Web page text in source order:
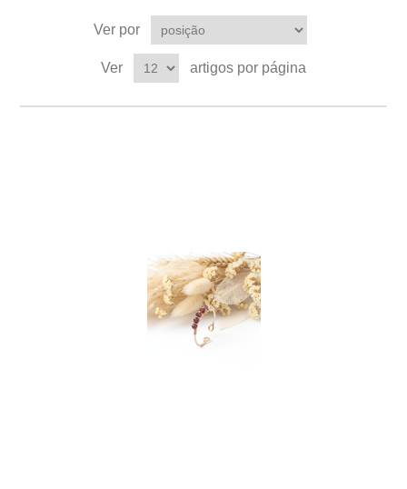
Ver por
Ver artigos por página